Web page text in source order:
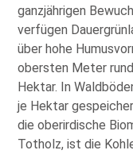
ganzjährigen
verfügen
über hohe
obersten Meter
Hektar. In
je Hektar
die oberirdische
Totholz, ist die